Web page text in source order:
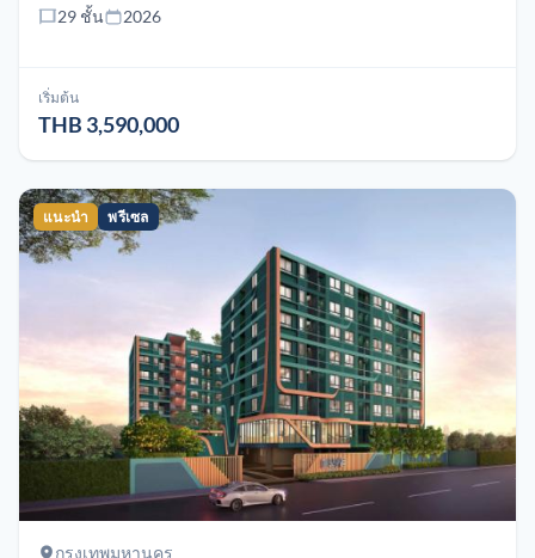
29 ชั้น
2026
เริ่มต้น
THB 3,590,000
แนะนำ พรีเซล
กรุงเทพมหานคร